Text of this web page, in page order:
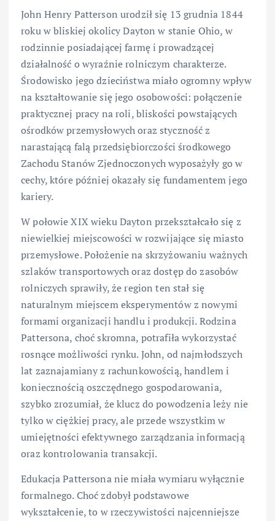
John Henry Patterson urodził się 13 grudnia 1844
roku w bliskiej okolicy Dayton w stanie Ohio, w
rodzinnie posiadającej farmę i prowadzącej
działalność o wyraźnie rolniczym charakterze.
Środowisko jego dzieciństwa miało ogromny wpływ
na kształtowanie się jego osobowości: połączenie
praktycznej pracy na roli, bliskości powstających
ośrodków przemysłowych oraz styczność z
narastającą falą przedsiębiorczości środkowego
Zachodu Stanów Zjednoczonych wyposażyły go w
cechy, które później okazały się fundamentem jego
kariery.
W połowie XIX wieku Dayton przekształcało się z
niewielkiej miejscowości w rozwijające się miasto
przemysłowe. Położenie na skrzyżowaniu ważnych
szlaków transportowych oraz dostęp do zasobów
rolniczych sprawiły, że region ten stał się
naturalnym miejscem eksperymentów z nowymi
formami organizacji handlu i produkcji. Rodzina
Pattersona, choć skromna, potrafiła wykorzystać
rosnące możliwości rynku. John, od najmłodszych
lat zaznajamiany z rachunkowością, handlem i
koniecznością oszczędnego gospodarowania,
szybko zrozumiał, że klucz do powodzenia leży nie
tylko w ciężkiej pracy, ale przede wszystkim w
umiejętności efektywnego zarządzania informacją
oraz kontrolowania transakcji.
Edukacja Pattersona nie miała wymiaru wyłącznie
formalnego. Choć zdobył podstawowe
wykształcenie, to w rzeczywistości najcenniejsze